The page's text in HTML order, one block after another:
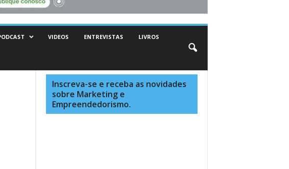
VIDEOS ENTREVISTAS LIVROS
Inscreva-se e receba as novidades
sobre Marketing e
Empreendedorismo.